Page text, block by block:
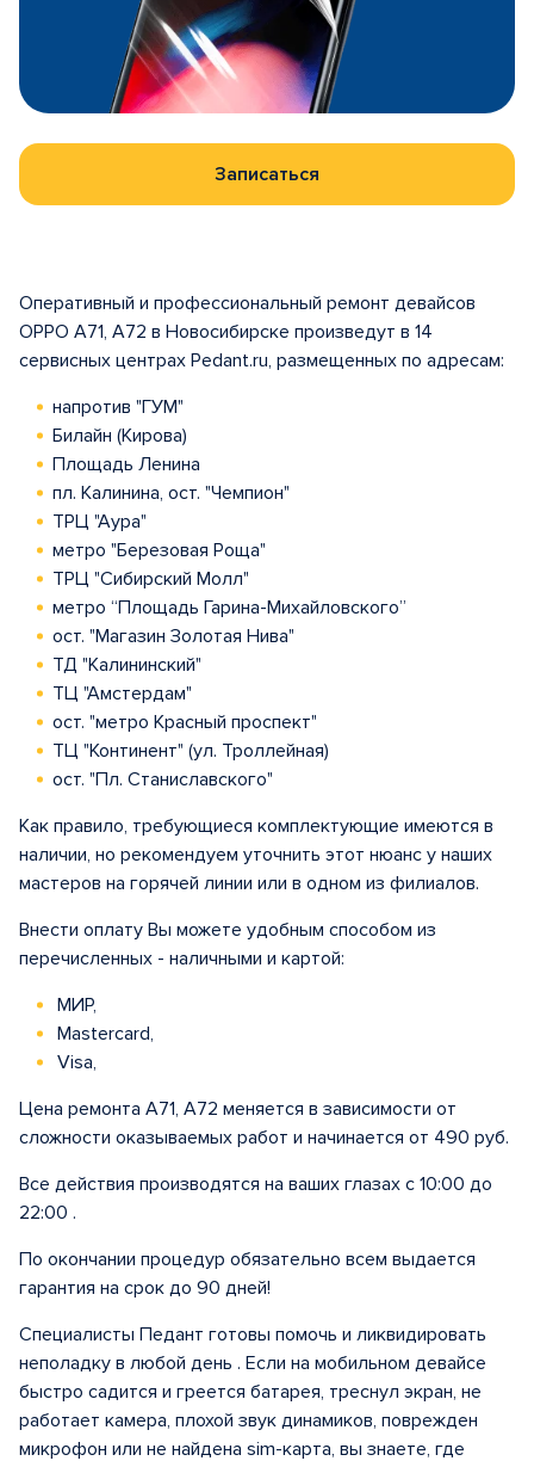
Записаться
Оперативный и профессиональный ремонт девайсов
OPPO A71, A72 в Новосибирске произведут в 14
сервисных центрах Pedant.ru, размещенных по адресам:
напротив "ГУМ"
Билайн (Кирова)
Площадь Ленина
пл. Калинина, ост. "Чемпион"
ТРЦ "Аура"
метро "Березовая Роща"
ТРЦ "Сибирский Молл"
метро “Площадь Гарина-Михайловского”
ост. "Магазин Золотая Нива"
ТД "Калининский"
ТЦ "Амстердам"
ост. "метро Красный проспект"
ТЦ "Континент" (ул. Троллейная)
ост. "Пл. Станиславского"
Как правило, требующиеся комплектующие имеются в
наличии, но рекомендуем уточнить этот нюанс у наших
мастеров на горячей линии или в одном из филиалов.
Внести оплату Вы можете удобным способом из
перечисленных - наличными и картой:
МИР,
Mastercard,
Visa,
Цена ремонта A71, A72 меняется в зависимости от
сложности оказываемых работ и начинается от 490 руб.
Все действия производятся на ваших глазах с 10:00 до
22:00 .
По окончании процедур обязательно всем выдается
гарантия на срок до 90 дней!
Специалисты Педант готовы помочь и ликвидировать
неполадку в любой день . Если на мобильном девайсе
быстро садится и греется батарея, треснул экран, не
работает камера, плохой звук динамиков, поврежден
микрофон или не найдена sim-карта, вы знаете, где